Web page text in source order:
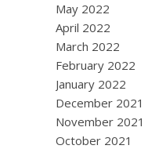
May 2022
April 2022
March 2022
February 2022
January 2022
December 2021
November 2021
October 2021